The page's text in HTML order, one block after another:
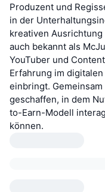
Produzent und
in der
kreativen
auch bekannt als
YouTuber und
Erfahrung im
einbringt.
geschaffen, in dem
to-Earn-Modell
können.